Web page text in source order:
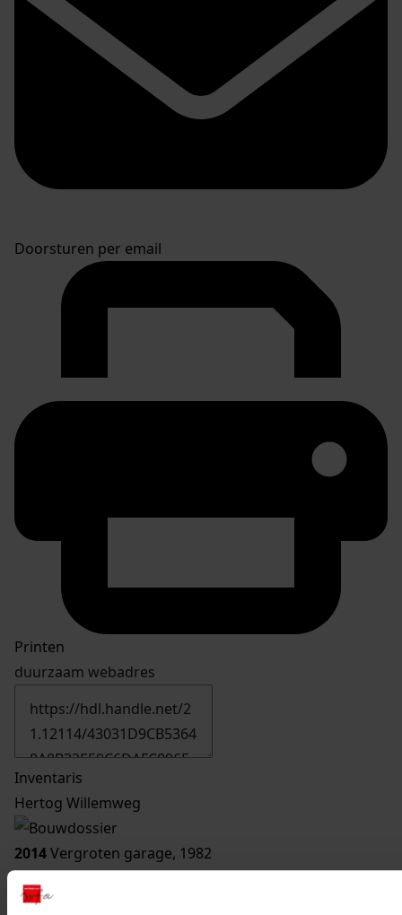
Doorsturen per email
Printen
duurzaam webadres
Inventaris
Hertog Willemweg
2014Vergroten garage, 1982
Datering:
1982